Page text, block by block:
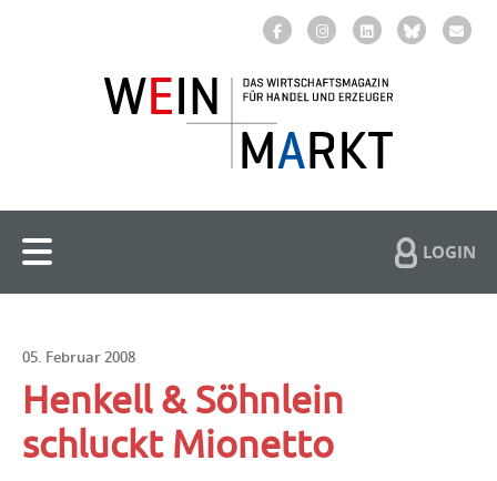
LOGIN
05. Februar 2008
Henkell & Söhnlein
schluckt Mionetto